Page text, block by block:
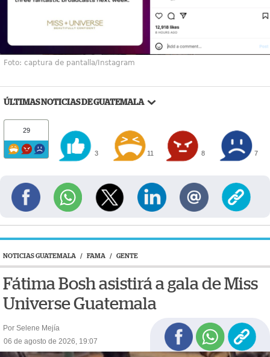
Foto: captura de pantalla/Instagram
ÚLTIMAS NOTICIAS DE GUATEMALA
29
3 11 8 7
NOTICIAS GUATEMALA / FAMA / GENTE
Fátima Bosh asistirá a gala de Miss
Universe Guatemala
Por Selene Mejía
06 de agosto de 2026, 19:07